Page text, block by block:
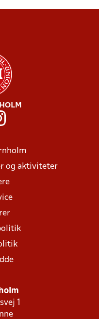
og aktiviteter
1